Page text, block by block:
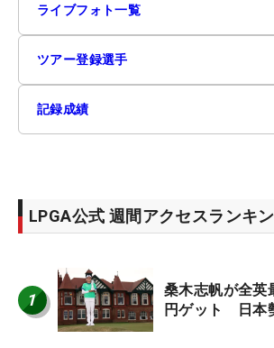
ライブフォト一覧
ツアー登録選手
記録成績
LPGA公式 週間アクセスランキ
1
桑木志帆が全英
円ゲット 日本